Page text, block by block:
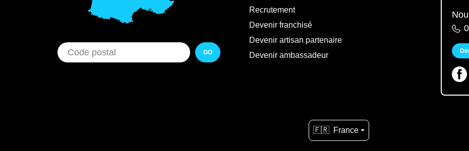
GO
Recrutement
Devenir franchisé
Devenir artisan partenaire
Devenir ambassadeur
🇫🇷 France